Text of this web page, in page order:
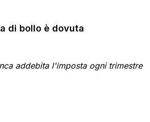
di bollo è dovuta
addebita l'imposta ogni trimestre